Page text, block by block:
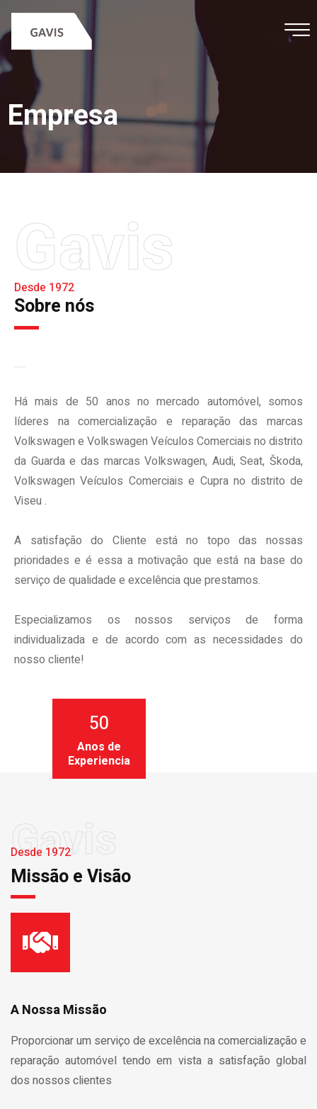
Empresa
Gavis
Desde 1972
Sobre nós
Há mais de 50 anos no mercado automóvel, somos
líderes na comercialização e reparação das marcas
Volkswagen e Volkswagen Veículos Comerciais no distrito
da Guarda e das marcas Volkswagen, Audi, Seat, Škoda,
Volkswagen Veículos Comerciais e Cupra no distrito de
Viseu .
A satisfação do Cliente está no topo das nossas
prioridades e é essa a motivação que está na base do
serviço de qualidade e excelência que prestamos.
Especializamos os nossos serviços de forma
individualizada e de acordo com as necessidades do
nosso cliente!
50
Anos de
Experiencia
Gavis
Desde 1972
Missão e Visão
A Nossa Missão
Proporcionar um serviço de excelência na comercialização e
reparação automóvel tendo em vista a satisfação global
dos nossos clientes